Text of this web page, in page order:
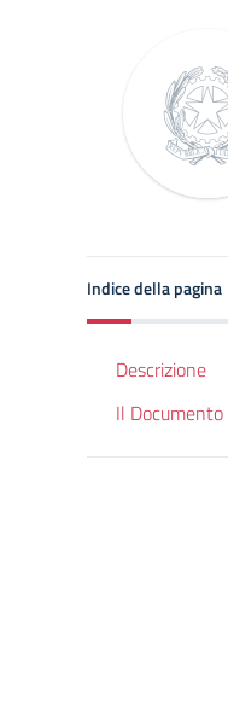
Indice della pagina
Descrizione
Il Documento